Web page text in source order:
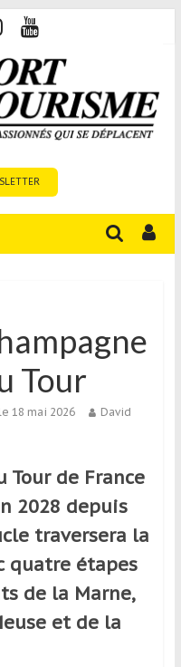
Tour
18 mai 2026
David
Tour de France
2028 depuis
traversera la
quatre étapes
de la Marne,
et de la